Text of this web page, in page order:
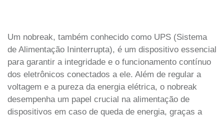
Um nobreak, também conhecido como UPS (Sistema
de Alimentação Ininterrupta), é um dispositivo essencial
para garantir a integridade e o funcionamento contínuo
dos eletrônicos conectados a ele. Além de regular a
voltagem e a pureza da energia elétrica, o nobreak
desempenha um papel crucial na alimentação de
dispositivos em caso de queda de energia, graças a